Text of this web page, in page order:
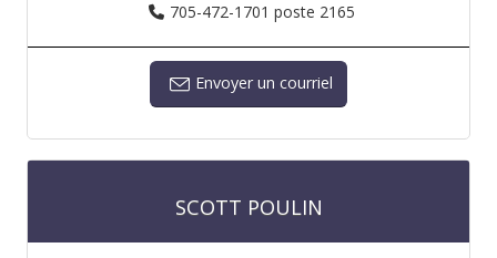
705-472-1701 poste 2165
Envoyer un courriel
SCOTT POULIN